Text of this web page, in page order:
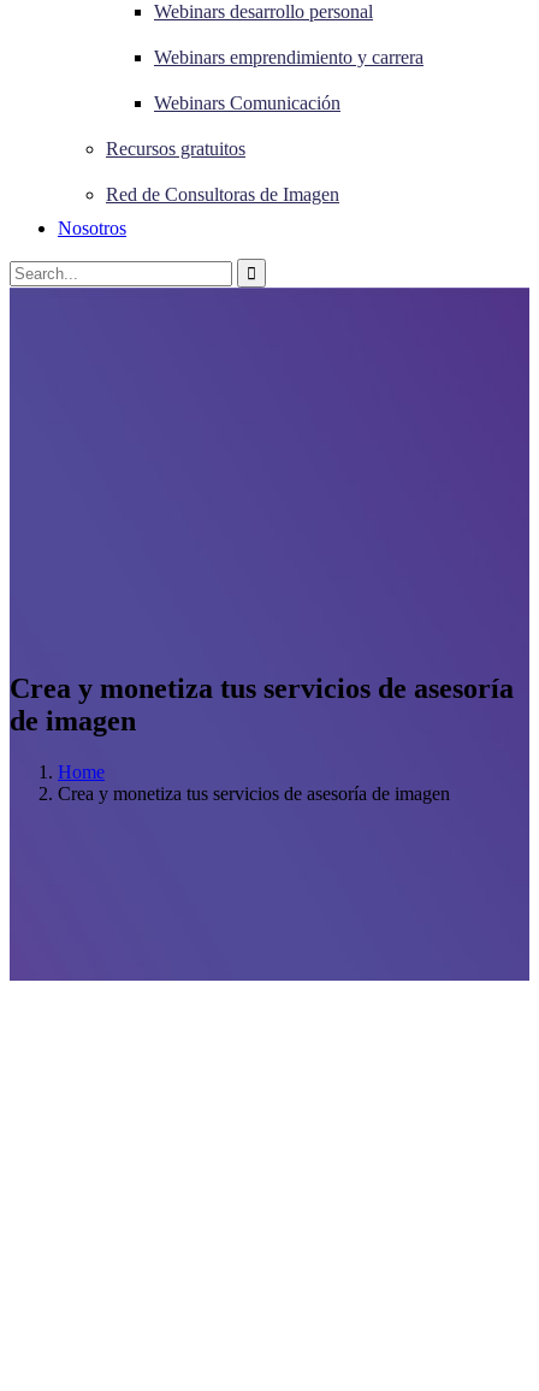
Webinars desarrollo personal
Webinars emprendimiento y carrera
Webinars Comunicación
Recursos gratuitos
Red de Consultoras de Imagen
Nosotros
Crea y monetiza tus servicios de asesoría
de imagen
Home
Crea y monetiza tus servicios de asesoría de imagen